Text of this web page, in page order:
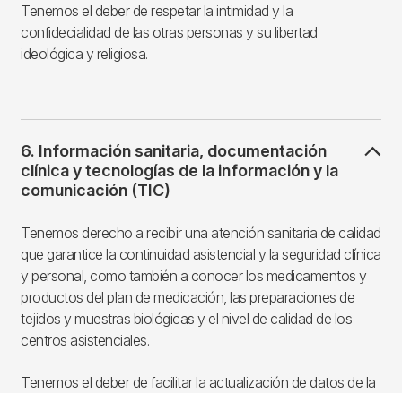
Tenemos el deber de respetar la intimidad y la
confidecialidad de las otras personas y su libertad
ideológica y religiosa.
6. Información sanitaria, documentación
clínica y tecnologías de la información y la
comunicación (TIC)
Tenemos derecho a recibir una atención sanitaria de calidad
que garantice la continuidad asistencial y la seguridad clínica
y personal, como también a conocer los medicamentos y
productos del plan de medicación, las preparaciones de
tejidos y muestras biológicas y el nivel de calidad de los
centros asistenciales.
Tenemos el deber de facilitar la actualización de datos de la